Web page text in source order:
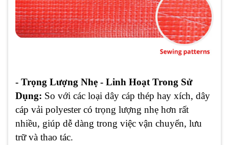
- Trọng Lượng Nhẹ - Linh Hoạt Trong Sử
Dụng: So với các loại dây cáp thép hay xích, dây
cáp vải polyester có trọng lượng nhẹ hơn rất
nhiều, giúp dễ dàng trong việc vận chuyển, lưu
trữ và thao tác.